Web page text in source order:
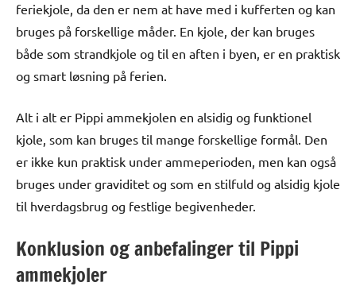
feriekjole, da den er nem at have med i kufferten og kan
bruges på forskellige måder. En kjole, der kan bruges
både som strandkjole og til en aften i byen, er en praktisk
og smart løsning på ferien.
Alt i alt er Pippi ammekjolen en alsidig og funktionel
kjole, som kan bruges til mange forskellige formål. Den
er ikke kun praktisk under ammeperioden, men kan også
bruges under graviditet og som en stilfuld og alsidig kjole
til hverdagsbrug og festlige begivenheder.
Konklusion og anbefalinger til Pippi
ammekjoler